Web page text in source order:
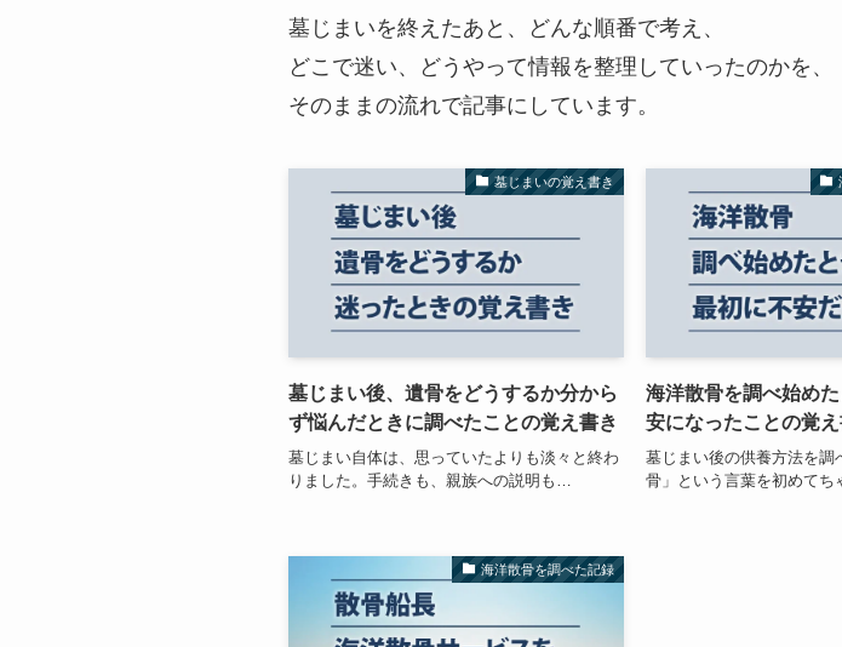
墓じまいを終えたあと、どんな順番で考え、
どこで迷い、どうやって情報を整理していったのかを、
そのままの流れで記事にしています。
墓じまいの覚え書き
墓じまい後、遺骨をどうするか分から
ず悩んだときに調べたことの覚え書き
墓じまい自体は、思っていたよりも淡々と終わ
りました。手続きも、親族への説明も…
海洋散骨を調べ始め
安になったことの覚え
墓じまい後の供養方法を調
骨」という言葉を初めてち
海洋散骨を調べた記録